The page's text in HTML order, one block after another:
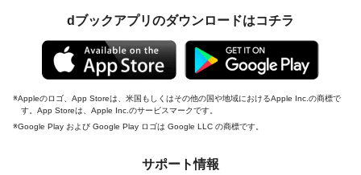
dブックアプリのダウンロードはコチラ
Appleのロゴ、App Storeは、米国もしくはその他の国や地域におけるApple Inc.の商標で
す。App Storeは、Apple Inc.のサービスマークです。
Google Play および Google Play ロゴは Google LLC の商標です。
サポート情報